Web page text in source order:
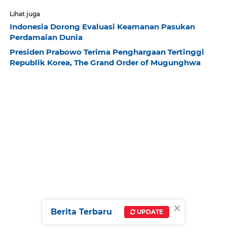
Lihat juga
Indonesia Dorong Evaluasi Keamanan Pasukan
Perdamaian Dunia
Presiden Prabowo Terima Penghargaan Tertinggi
Republik Korea, The Grand Order of Mugunghwa
×
Berita Terbaru UPDATE